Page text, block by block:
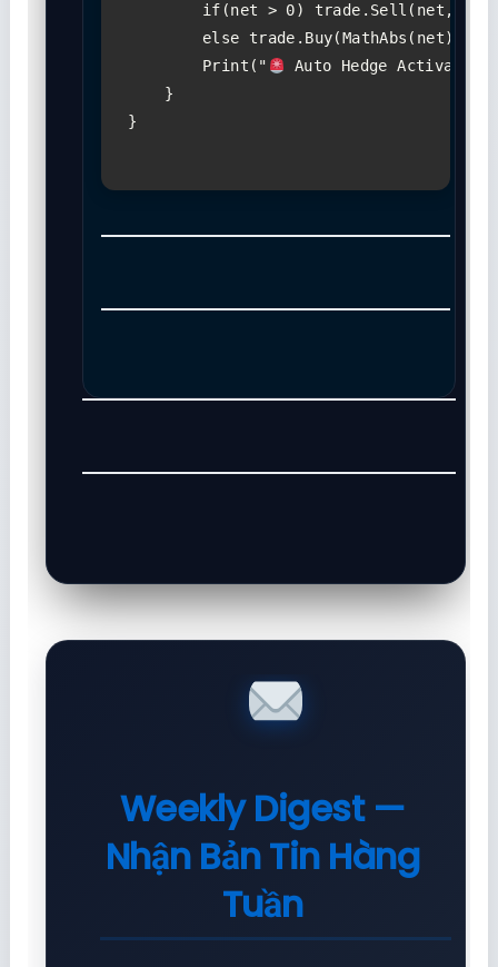
if(net > 0) trade.Sell(net,
else trade.Buy(MathAbs(net),
        Print("
Auto Hedge
    }
}
Weekly Digest —
Nhận Bản Tin Hàng
Tuần